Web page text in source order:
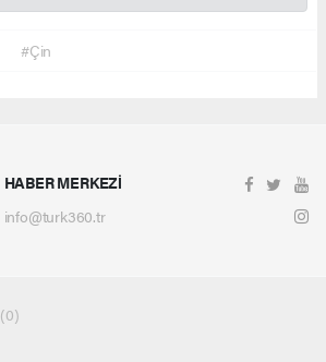
#Çin
HABER MERKEZİ
info@turk360.tr
(0)